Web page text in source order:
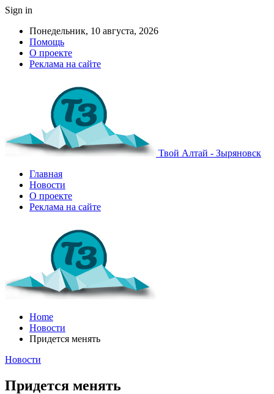
Sign in
Понедельник, 10 августа, 2026
Помощь
О проекте
Реклама на сайте
Твой Алтай - Зыряновск
Главная
Новости
О проекте
Реклама на сайте
Home
Новости
Придется менять
Новости
Придется менять